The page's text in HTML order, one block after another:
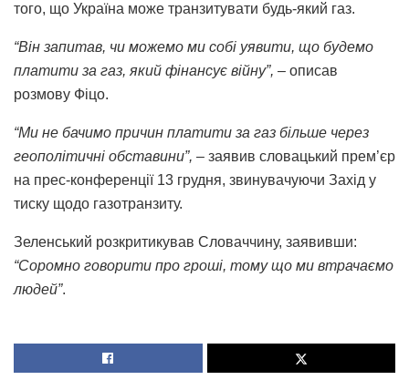
того, що Україна може транзитувати будь-який газ.
“Він запитав, чи можемо ми собі уявити, що будемо
платити за газ, який фінансує війну”, – описав
розмову Фіцо.
“Ми не бачимо причин платити за газ більше через
геополітичні обставини”, – заявив словацький прем’єр
на прес-конференції 13 грудня, звинувачуючи Захід у
тиску щодо газотранзиту.
Зеленський розкритикував Словаччину, заявивши:
“Соромно говорити про гроші, тому що ми втрачаємо
людей”.